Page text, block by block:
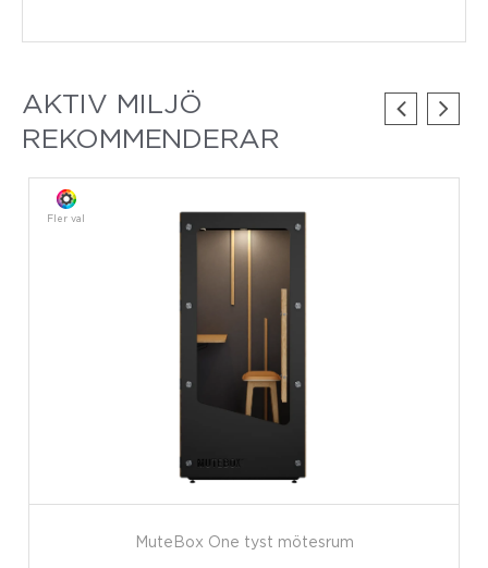
AKTIV MILJÖ
REKOMMENDERAR
Fler val
MuteBox One tyst mötesrum